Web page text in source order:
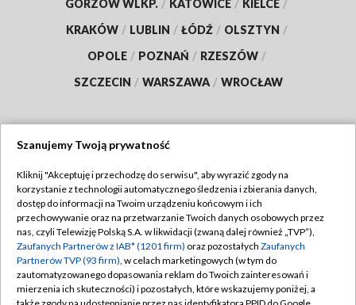
GORZÓW WLKP. / KATOWICE / KIELCE /
KRAKÓW / LUBLIN / ŁÓDŹ / OLSZTYN /
OPOLE / POZNAŃ / RZESZÓW /
SZCZECIN / WARSZAWA / WROCŁAW
TVP
Abonament TVP
Emisja w TVP
Centrum informacji TVP
Naziemna Telewizja Cyfrowa
Regulamin TVP
Polityka prywatności
Moje zgody
Pomoc
Szanujemy Twoją prywatność
Kliknij "Akceptuję i przechodzę do serwisu", aby wyrazić zgody na
korzystanie z technologii automatycznego śledzenia i zbierania danych,
dostęp do informacji na Twoim urządzeniu końcowym i ich
przechowywanie oraz na przetwarzanie Twoich danych osobowych przez
nas, czyli Telewizję Polską S.A. w likwidacji (zwaną dalej również „TVP”),
Zaufanych Partnerów z IAB* (1201 firm) oraz pozostałych Zaufanych
Partnerów TVP (93 firm), w celach marketingowych (w tym do
zautomatyzowanego dopasowania reklam do Twoich zainteresowań i
mierzenia ich skuteczności) i pozostałych, które wskazujemy poniżej, a